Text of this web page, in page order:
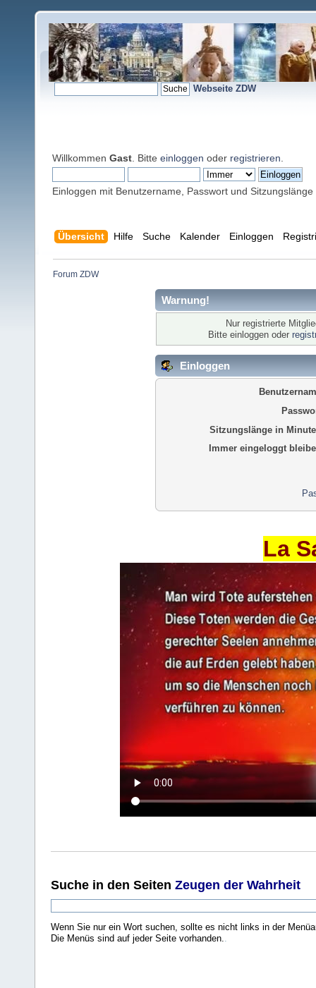
Webseite ZDW
Willkommen Gast . Bitte einloggen oder registrieren
Einloggen mit Benutzername, Passwort und Sitzungslänge
Übersicht Hilfe Suche Kalender Einloggen
Forum ZDW
Warnung!
Nur registrierte
Bitte einloggen oder
Einloggen
Sitzungslänge in
Immer eingeloggt
La
Suche in den Seiten Zeugen der Wahrheit
Wenn Sie nur ein Wort suchen, sollte es nicht links in der
Die Menüs sind auf jeder Seite vorhanden..